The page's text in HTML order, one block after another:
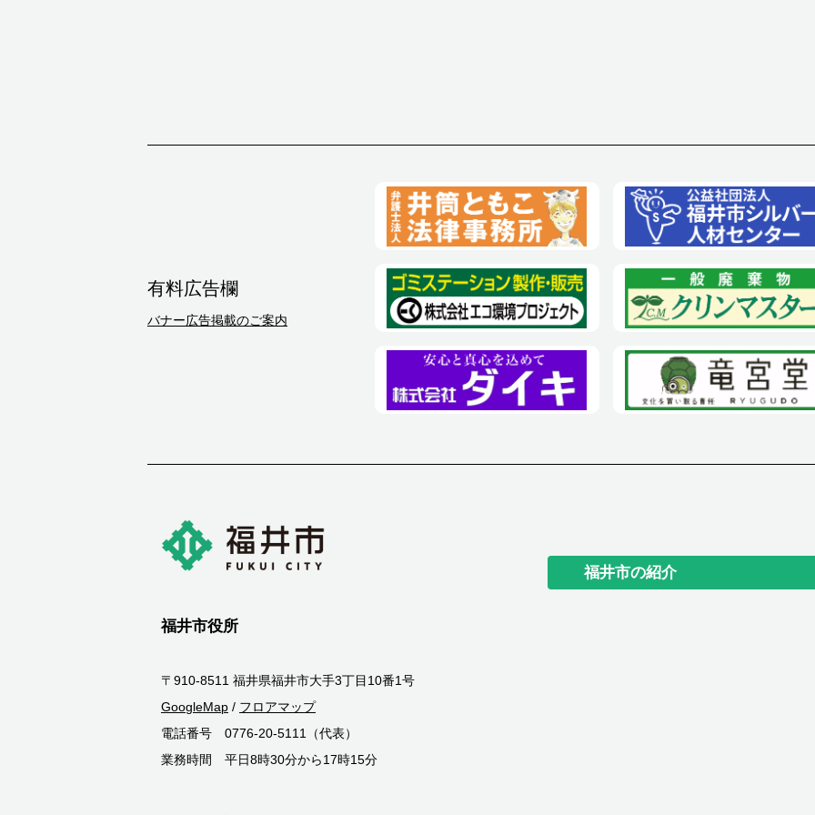
有料広告欄
バナー広告掲載のご案内
福井市役所
〒910-8511 福井県福井市大手3丁目10番1号
GoogleMap / フロアマップ
電話番号 0776-20-5111（代表）
業務時間 平日8時30分から17時15分
福井市の紹介